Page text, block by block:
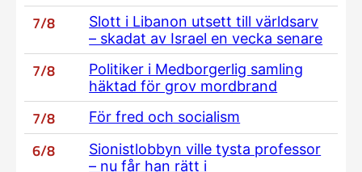
7/8
Slott i Libanon utsett till världsarv
– skadat av Israel en vecka senare
7/8
Politiker i Medborgerlig samling
häktad för grov mordbrand
7/8 För fred och socialism
6/8
Sionistlobbyn ville tysta professor
– nu får han rätt i